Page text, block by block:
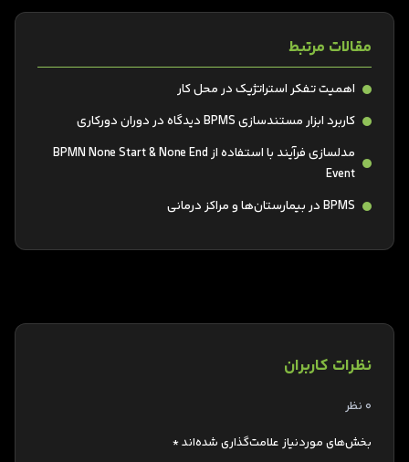
مقالات مرتبط
اهمیت تفکر استراتژیک در محل کار
کاربرد ابزار مستند‌سازی BPMS دیدگاه در دوران دورکاری
مدلسازی فرآیند با استفاده از BPMN None Start & None End
Event
BPMS در بیمارستان‌ها و مراکز درمانی
نظرات کاربران
0 نظر
بخش‌های موردنیاز علامت‌گذاری شده‌اند*